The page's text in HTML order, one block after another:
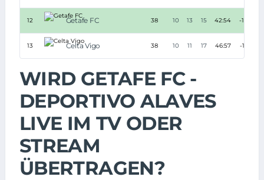
12 Getafe FC 38 10 13 15 42:54 -12
13 Celta Vigo 38 10 11 17 46:57 -11
WIRD GETAFE FC -
DEPORTIVO ALAVES
LIVE IM TV ODER
STREAM
ÜBERTRAGEN?